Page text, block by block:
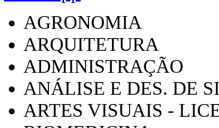
AGRONOMIA
ARQUITETURA
ADMINISTRAÇÃO
ANÁLISE E DES. DE
ARTES VISUAIS -